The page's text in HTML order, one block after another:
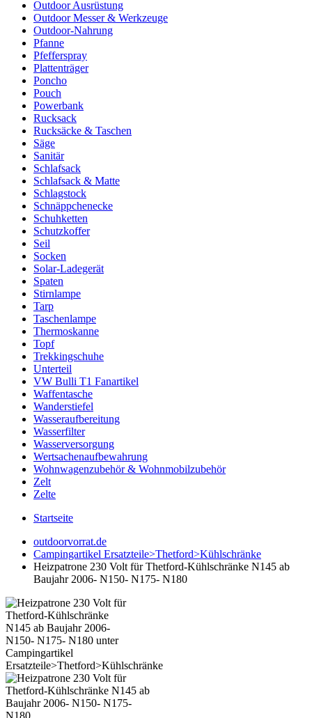
Outdoor Ausrüstung
Outdoor Messer & Werkzeuge
Outdoor-Nahrung
Pfanne
Pfefferspray
Plattenträger
Poncho
Pouch
Powerbank
Rucksack
Rucksäcke & Taschen
Säge
Sanitär
Schlafsack
Schlafsack & Matte
Schlagstock
Schnäppchenecke
Schuhketten
Schutzkoffer
Seil
Socken
Solar-Ladegerät
Spaten
Stirnlampe
Tarp
Taschenlampe
Thermoskanne
Topf
Trekkingschuhe
Unterteil
VW Bulli T1 Fanartikel
Waffentasche
Wanderstiefel
Wasseraufbereitung
Wasserfilter
Wasserversorgung
Wertsachenaufbewahrung
Wohnwagenzubehör & Wohnmobilzubehör
Zelt
Zelte
Startseite
outdoorvorrat.de
Campingartikel Ersatzteile>Thetford>Kühlschränke
Heizpatrone 230 Volt für Thetford-Kühlschränke N145 ab
Baujahr 2006- N150- N175- N180